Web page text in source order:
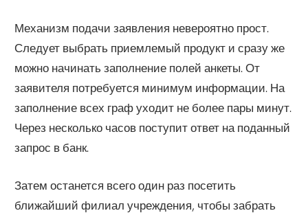
Механизм подачи заявления невероятно прост.
Следует выбрать приемлемый продукт и сразу же
можно начинать заполнение полей анкеты. От
заявителя потребуется минимум информации. На
заполнение всех граф уходит не более пары минут.
Через несколько часов поступит ответ на поданный
запрос в банк.
Затем останется всего один раз посетить
ближайший филиал учреждения, чтобы забрать